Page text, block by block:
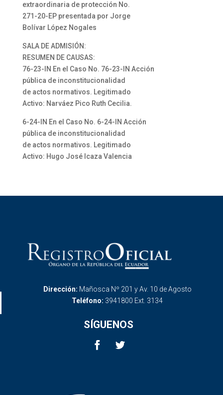
extraordinaria de protección No.
271-20-EP presentada por Jorge
Bolívar López Nogales
SALA DE ADMISIÓN:
RESUMEN DE CAUSAS:
76-23-IN En el Caso No. 76-23-IN Acción
pública de inconstitucionalidad
de actos normativos. Legitimado
Activo: Narváez Pico Ruth Cecilia.
6-24-IN En el Caso No. 6-24-IN Acción
pública de inconstitucionalidad
de actos normativos. Legitimado
Activo: Hugo José Icaza Valencia
Dirección: Mañosca Nº 201 y Av. 10 de Agosto
Teléfono: 3941800 Ext. 3134
SÍGUENOS